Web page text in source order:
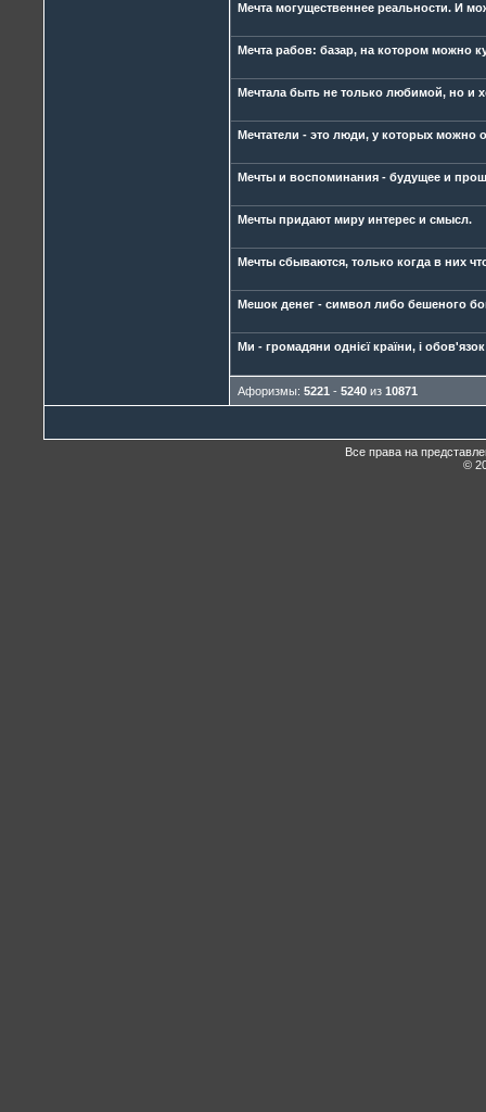
Мечта могущественнее реальности. И
Мечта рабов: базар, на котором можно
Мечтала быть не только любимой, но и
Мечтатели - это люди, у которых можно
Мечты и воспоминания - будущее и
Мечты придают миру интерес и смысл.
Мечты сбываются, только когда в них
Мешок денег - символ либо бешеного
Ми - громадяни однієї країни, і
Афоризмы: 5221 - 5240 из 10871
Все права на
©